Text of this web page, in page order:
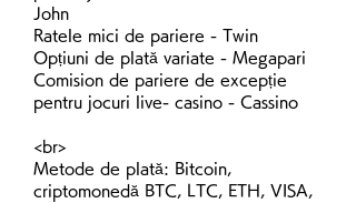
John
Ratele mici de pariere - Twin
Opțiuni de plată variate - Megapari
Comision de pariere de excepție
pentru jocuri live- casino - Cassino
<br>
Metode de plată: Bitcoin,
criptomonedă BTC, LTC, ETH, VISA,